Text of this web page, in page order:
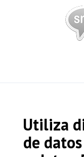
Utiliza
de